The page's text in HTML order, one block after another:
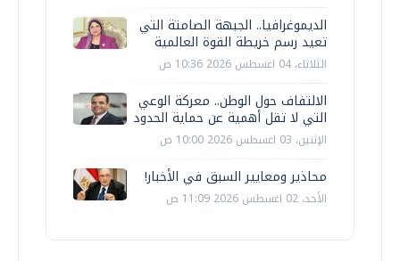
الديموغرافيا.. الجبهة الصامتة التي
تعيد رسم خريطة القوة العالمية
الثلاثاء، 04 اغسطس 2026 10:36 ص
الالتفاف حول الوطن.. معركة الوعي
التي لا تقل أهمية عن حماية الحدود
الإثنين، 03 اغسطس 2026 10:00 ص
محاذير ومعايير السبق في الأخبار!
الأحد، 02 اغسطس 2026 11:09 ص